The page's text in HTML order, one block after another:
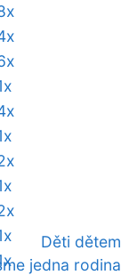
Děti dětem
jedna rodina